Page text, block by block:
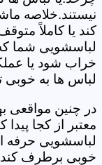
نیستند.خلاصه
کند یا کاملاً
لباسشویی شما
خراب شود یا
لباس ها به خوبی
در چنین مواقعی
معتبر از کجا
لباسشویی حرفه
خوبی برطرف